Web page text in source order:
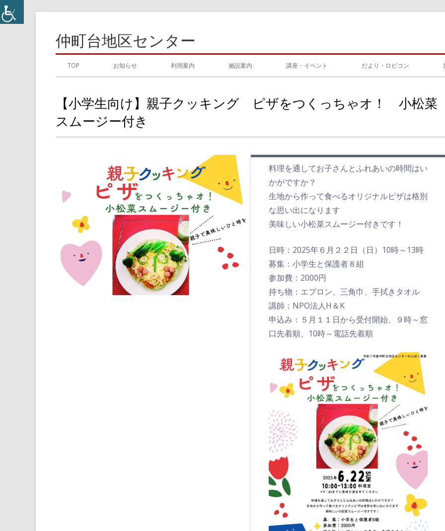
コ
仲町台地区センター
ン
メ
ー
TOP お知らせ 利用案内 施設案内 講座・イベント だより・ロビコン
【小学生向け】親子クッキング ピザをつくっちゃオ！ 小松菜
スムージー付き
料理を通してお⼦さんとふれあいの時間はい
かがですか？
⽣地から作って⾷べるオリジナルピザは格別
な思い出になります
美味しい⼩松菜スムージー付きです！
日時：2025年６月２２日（日）10時～13時
募集：小学生と保護者８組
参加費：2000円
持ち物：エプロン、三角巾、手拭きタオル
講師：NPO法人H＆K
申込み：５月１１日から受付開始、９時～窓
口先着順、10時～電話先着順